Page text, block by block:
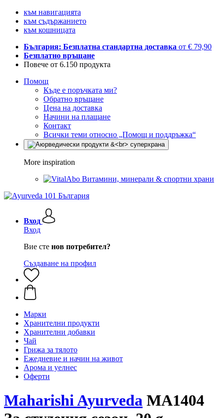
към навигацията
към съдържанието
към кошницата
България: Безплатна стандартна доставка от € 79,90
Безплатно връщане
Повече от 6.150 продукта
Помощ
Къде е поръчката ми?
Обратно връщане
Цена на доставка
Начини на плащане
Контакт
Всички теми относно „Помощ и поддръжка“
More inspiration
Витамини, минерали & спортни храни
Вход
Вход
Вие сте нов потребител?
Създаване на профил
Марки
Хранителни продукти
Хранителни добавки
Чай
Грижа за тялото
Ежедневие и начин на живот
Арома и уелнес
Оферти
Maharishi Ayurveda MA1404